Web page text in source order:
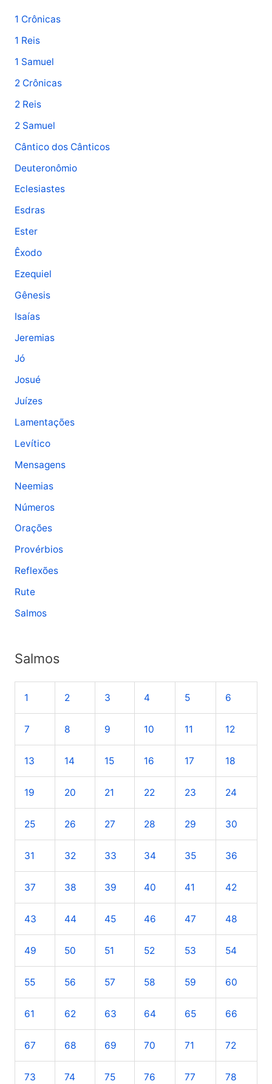
s
a
r
p
o
1 Crônicas
1 Reis
1 Samuel
2 Crônicas
2 Reis
2 Samuel
Cântico dos Cânticos
Deuteronômio
Eclesiastes
Esdras
Ester
Êxodo
Ezequiel
Gênesis
Isaías
Jeremias
Jó
Josué
Juízes
Lamentações
Levítico
Mensagens
Neemias
Números
Orações
Provérbios
Reflexões
Rute
Salmos
Salmos
1 2 3 4 5 6
7 8 9 10 11 12
13 14 15 16 17 18
19 20 21 22 23 24
25 26 27 28 29 30
31 32 33 34 35 36
37 38 39 40 41 42
43 44 45 46 47 48
49 50 51 52 53 54
55 56 57 58 59 60
61 62 63 64 65 66
67 68 69 70 71 72
73 74 75 76 77 78